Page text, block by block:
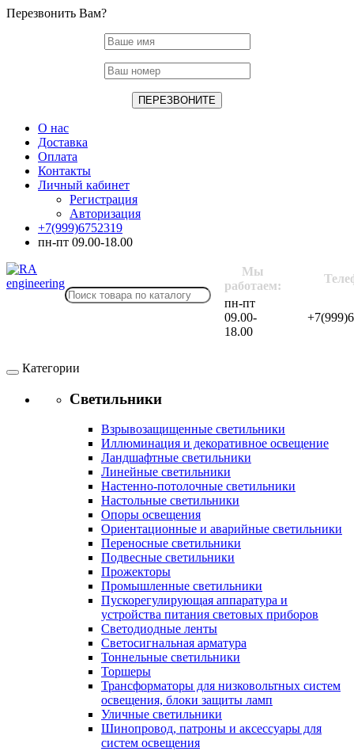
Перезвонить Вам?
О нас
Доставка
Оплата
Контакты
Личный кабинет
Регистрация
Авторизация
+7(999)6752319
пн-пт 09.00-18.00
Мы
работаем:
пн-пт
09.00-
18.00
Категории
Светильники
Взрывозащищенные светильники
Иллюминация и декоративное освещение
Ландшафтные светильники
Линейные светильники
Настенно-потолочные светильники
Настольные светильники
Опоры освещения
Ориентационные и аварийные светильники
Переносные светильники
Подвесные светильники
Прожекторы
Промышленные светильники
Пускорегулирующая аппаратура и
устройства питания световых приборов
Светодиодные ленты
Светосигнальная арматура
Тоннельные светильники
Торшеры
Трансформаторы для низковольтных систем
освещения, блоки защиты ламп
Уличные светильники
Шинопровод, патроны и аксессуары для
систем освещения